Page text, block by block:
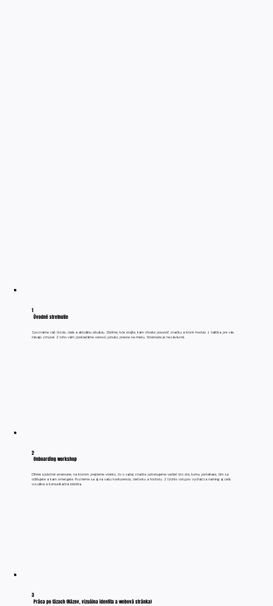
1
Úvodné stretnutie
Spoznáme váš biznis, ciele a aktuálnu situáciu. Zistíme, kde stojíte, kam chcete posunúť značku a ktoré moduly z balíčka pre vás
dávajú zmysel. Z toho vám poskladáme cenovú ponuku presne na mieru. Stretnutie je nezáväzné.
2
Onboarding workshop
Dlhšie spoločné stretnutie, na ktorom prejdeme všetko, čo o vašej značke potrebujeme vedieť: kto ste, komu pomáhate, čím sa
odlišujete a kam smerujete. Pozrieme sa aj na vašu konkurenciu, cieľovku a hodnoty. Z týchto vstupov vychádza naming aj celá
vizuálna a komunikačná identita.
3
Práca po fázach (Názov, vizuálna identita a webová stránka)